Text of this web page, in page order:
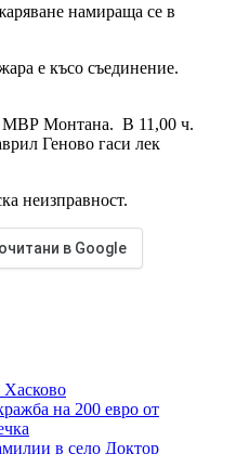
намираща се в
е късо съединение.
МВР Монтана. В 11,00 ч.
Геново гаси лек
неизправност.
в Google
Хасково
на 200 евро от
в село Доктор